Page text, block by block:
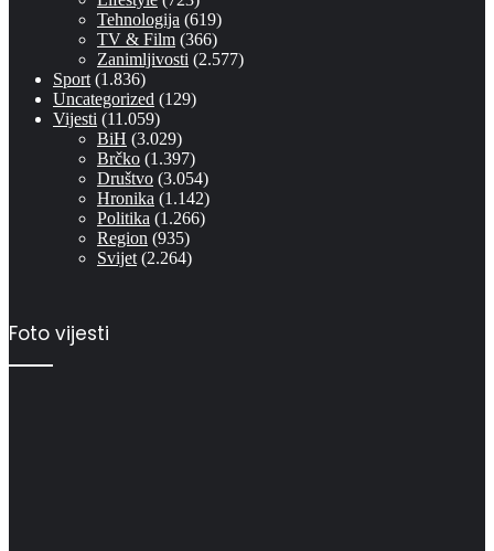
Tehnologija (619)
TV & Film (366)
Zanimljivosti (2.577)
Sport (1.836)
Uncategorized (129)
Vijesti (11.059)
BiH (3.029)
Brčko (1.397)
Društvo (3.054)
Hronika (1.142)
Politika (1.266)
Region (935)
Svijet (2.264)
Foto vijesti